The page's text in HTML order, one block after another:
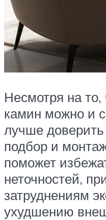
Несмотря на то,
камин можно и
лучше
подбор и
поможет
неточностей,
затруднениям
ухудшению